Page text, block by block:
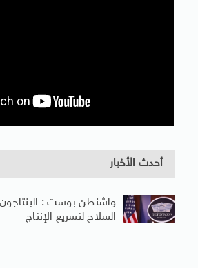
أحدث الأخبار
واشنطن بوست :
السلاح لتسريع الإنتاج